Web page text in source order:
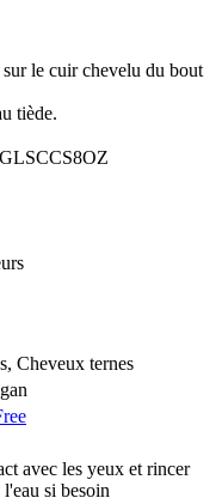
le cuir chevelu du bout
tiède.
Cheveux ternes
avec les yeux et rincer
si besoin